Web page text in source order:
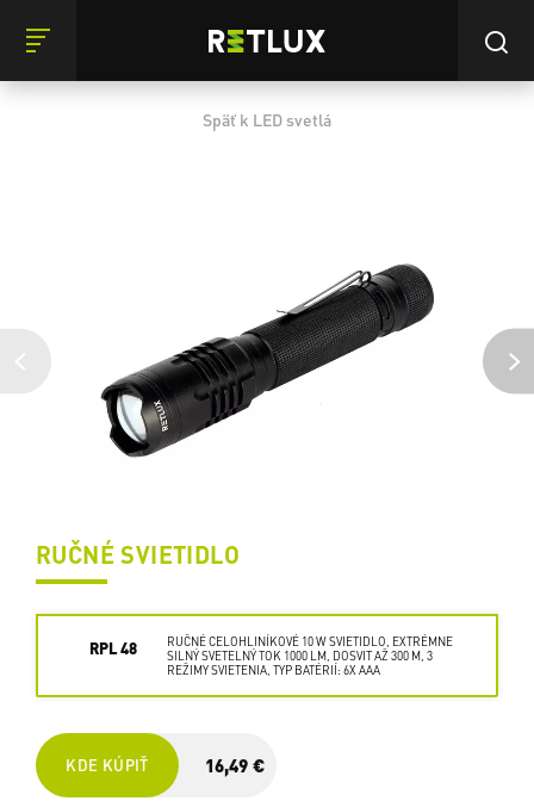
Späť k LED svetlá
RUČNÉ SVIETIDLO
RPL 48
RUČNÉ CELOHLINÍKOVÉ 10 W SVIETIDLO, EXTRÉMNE
SILNÝ SVETELNÝ TOK 1000 LM, DOSVIT AŽ 300 M, 3
REŽIMY SVIETENIA, TYP BATÉRIÍ: 6X AAA
KDE KÚPIŤ 16,49 €